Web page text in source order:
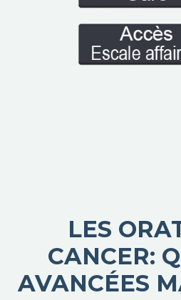
LES
CANCER:
AVANCÉES